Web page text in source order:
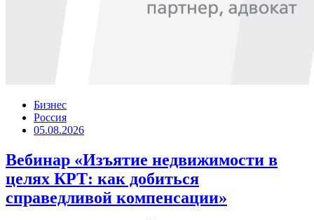
Бизнес
Россия
05.08.2026
Вебинар «Изъятие недвижимости в
целях КРТ: как добиться
справедливой компенсации»